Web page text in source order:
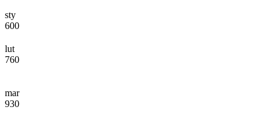
sty
600
lut
760
mar
930